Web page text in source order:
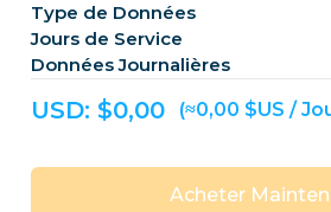
Type de Données
Jours de Service
Données Journalières
USD: $0,00 (≈0,00 $US /
Acheter